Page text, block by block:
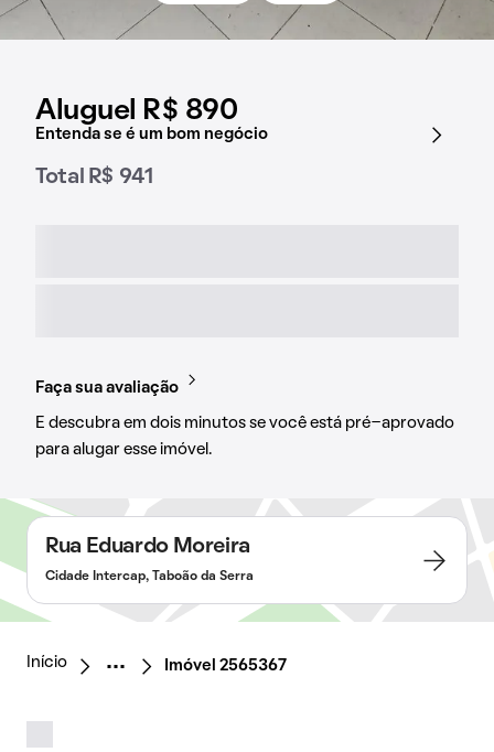
Aluguel R$ 890
Entenda se é um bom negócio
Total R$ 941
Faça sua avaliação
E descubra em dois minutos se você está pré-aprovado
para alugar esse imóvel.
Rua Eduardo Moreira
Cidade Intercap, Taboão da Serra
Início Imóvel 2565367